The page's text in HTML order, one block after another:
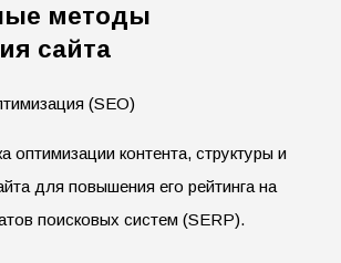
методы
сайта
(SEO)
оптимизации контента, структуры и
для повышения его рейтинга на
поисковых систем (SERP).